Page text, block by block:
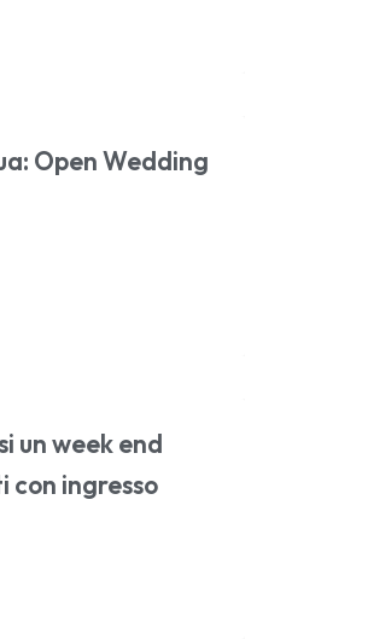
Open Wedding
un week end
con ingresso